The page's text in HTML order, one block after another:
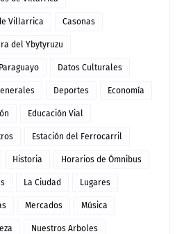
Villarrica Casonas
del Ybytyruzu
Datos Culturales
Deportes Economía
Educación Vial
Estación del Ferrocarril
Historia Horarios de Ómnibus
La Ciudad Lugares
Mercados Música
Nuestros Arboles